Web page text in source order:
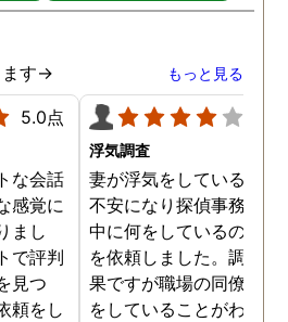
ます→ もっと見る
5.0点
な会話
感覚に
まし
で評判
見つ
頼をし
浮気調査
妻が浮気をしていると思
不安になり探偵事務所に
中に何をしているのか調
を依頼しました。調査の
果ですが職場の同僚と浮
をしていることがわかり